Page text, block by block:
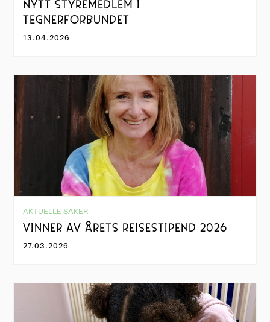
NYTT STYREMEDLEM I
TEGNERFORBUNDET
13.04.2026
AKTUELLE SAKER
VINNER AV ÅRETS REISESTIPEND 2026
27.03.2026